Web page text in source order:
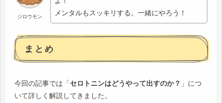
ジロウモン
メンタルもスッキリする。一緒にやろう！
まとめ
今回の記事では「セロトニンはどうやって出すのか？ 」につ
いて詳しく解説してきました。